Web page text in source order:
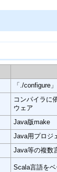
「./configure
コンパイラに
ウェア
Java版make
Java用プロジ
Java等の複数
Scala言語を